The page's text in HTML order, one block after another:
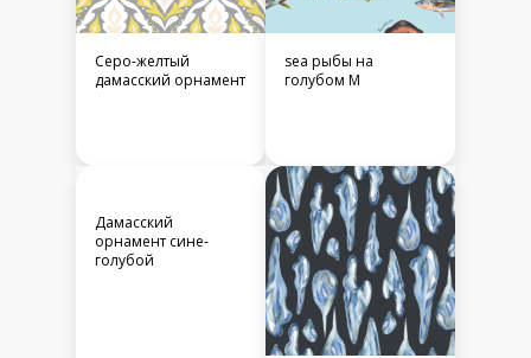
Серо-желтый
дамасский орнамент
sea рыбы на
голубом M
Дамасский
орнамент сине-
голубой